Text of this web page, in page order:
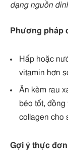
dạng nguồn
Phương pháp
Hấp hoặc
vitamin hơn
Ăn kèm rau
béo tốt,
collagen cho
Gợi ý thực